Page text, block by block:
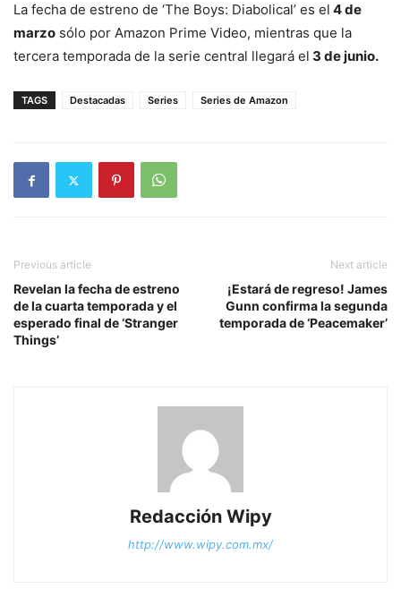
La fecha de estreno de ‘The Boys: Diabolical’ es el 4 de
marzo sólo por Amazon Prime Video, mientras que la
tercera temporada de la serie central llegará el 3 de junio.
TAGS Destacadas Series Series de Amazon
Previous article
Revelan la fecha de estreno
de la cuarta temporada y el
esperado final de ‘Stranger
Things’
Next article
¡Estará de regreso! James
Gunn confirma la segunda
temporada de ‘Peacemaker’
Redacción Wipy
http://www.wipy.com.mx/